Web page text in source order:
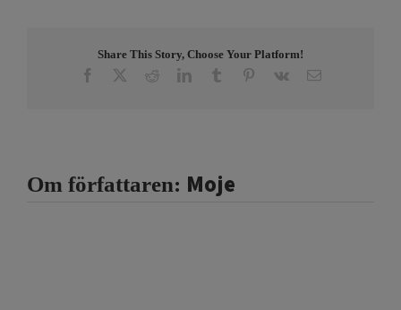
Share This Story, Choose Your Platform!
Facebook RedditLinkedInTumblr Pinterest
Vk E-
Om författaren: Moje